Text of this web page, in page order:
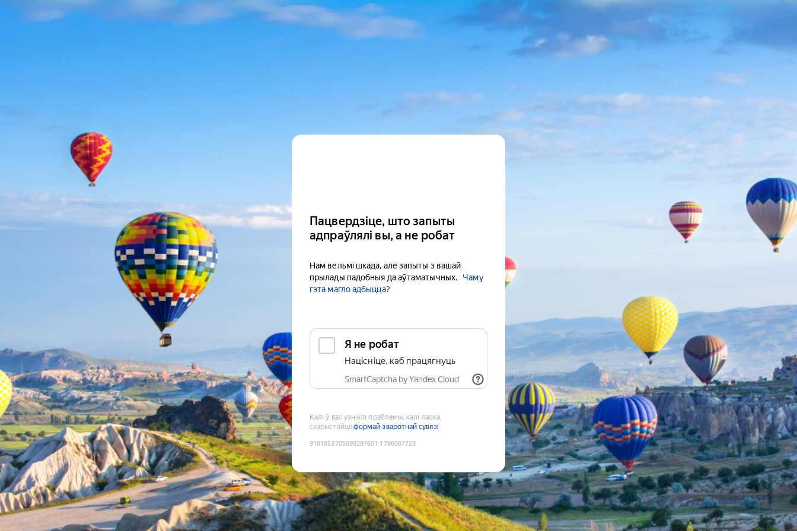
Пацвердзіце, што запыты
адпраўлялі вы, а не робат
Нам вельмі шкада, але запыты з вашай
прылады падобныя да аўтаматычных.
Чаму
гэта магло адбыцца?
Я не робат
Націсніце, каб працягнуць
SmartCaptcha by Yandex Cloud
Калі ў вас узніклі праблемы, калі ласка,
скарыстайцеформай зваротнай сувязі
9181853705099297601 :1786087723